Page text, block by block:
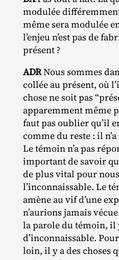
modulée
même sera modulée
l’enjeu n’est pas de
présent ?
ADRNous sommes
collée au présent, où
chose ne soit pas
apparemment même
faut pas oublier qu’il
comme du reste : il
Le témoin n’a pas
important de savoir
de plus vital pour
l’inconnaissable. Le
amène au vif d’une
n’aurions jamais
la parole du témoin, il
d’inconnaissable.
loin, il y a des choses